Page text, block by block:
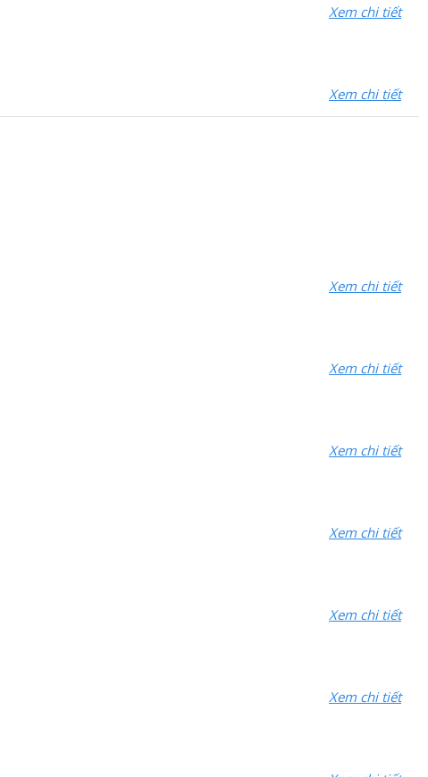
Xem chi tiết
Xem chi tiết
Xem chi tiết
Xem chi tiết
Xem chi tiết
Xem chi tiết
Xem chi tiết
Xem chi tiết